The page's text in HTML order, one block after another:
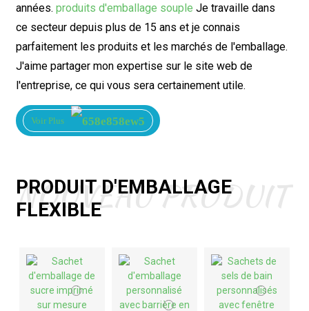
années. produits d'emballage souple Je travaille dans
ce secteur depuis plus de 15 ans et je connais
parfaitement les produits et les marchés de l'emballage.
J'aime partager mon expertise sur le site web de
l'entreprise, ce qui vous sera certainement utile.
Voir Plus
PRODUIT D'EMBALLAGE
FLEXIBLE
NOUVEAU PRODUIT